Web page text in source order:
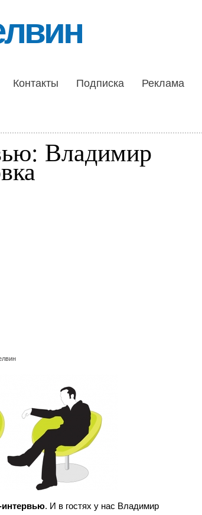
Контакты Подписка Реклама
Владимир
интервью. И в гостях у нас Владимир